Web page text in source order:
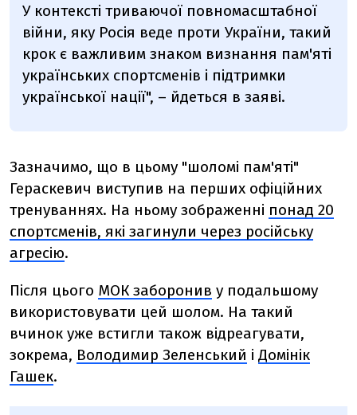
У контексті триваючої повномасштабної
війни, яку Росія веде проти України, такий
крок є важливим знаком визнання пам'яті
українських спортсменів і підтримки
української нації", – йдеться в заяві.
Зазначимо, що в цьому "шоломі пам'яті"
Гераскевич виступив на перших офіційних
тренуваннях. На ньому зображенні понад 20
спортсменів, які загинули через російську
агресію.
Після цього МОК заборонив у подальшому
використовувати цей шолом. На такий
вчинок уже встигли також відреагувати,
зокрема, Володимир Зеленський і Домінік
Гашек.